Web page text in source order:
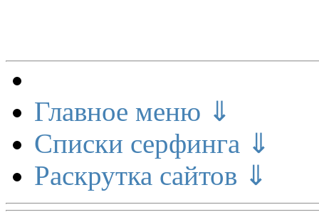
Главное меню ⇓
Списки серфинга ⇓
Раскрутка сайтов ⇓